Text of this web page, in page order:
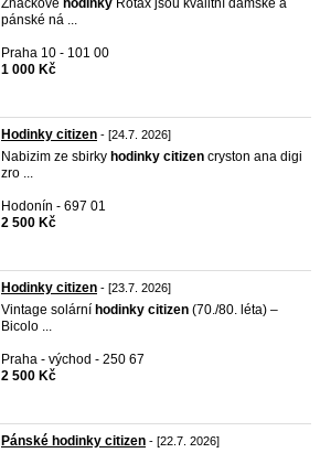
Značkové hodinky Rotax jsou kvalitní dámské a
pánské ná ...
Praha 10 - 101 00
1 000 Kč
Hodinky citizen - [24.7. 2026]
Nabizim ze sbirky hodinky citizen cryston ana digi
zro ...
Hodonín - 697 01
2 500 Kč
Hodinky citizen - [23.7. 2026]
Vintage solární hodinky citizen (70./80. léta) –
Bicolo ...
Praha - východ - 250 67
2 500 Kč
Pánské hodinky citizen - [22.7. 2026]